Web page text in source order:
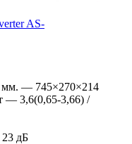
AS-
мм. — 745×270×214
— 3,6(0,65-3,66) /
23 дБ